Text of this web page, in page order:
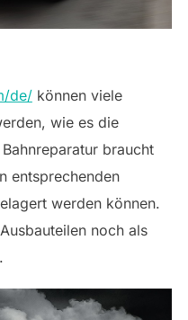
de/können viele
wie es die
braucht
entsprechenden
werden können.
noch als